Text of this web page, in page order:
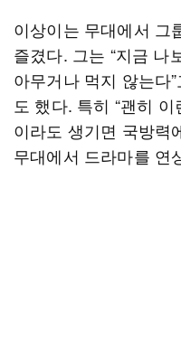
이상이는 무대에서 그
즐겼다. 그는 “지금 나
아무거나 먹지 않는다
도 했다. 특히 “괜히
이라도 생기면 국방력
무대에서 드라마를 연